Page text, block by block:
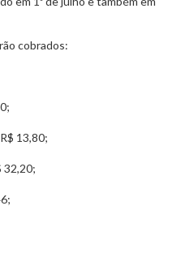
cobrados:
13,80;
32,20;